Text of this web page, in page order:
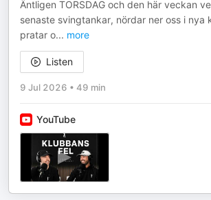
Äntligen TORSDAG och den här veckan
senaste svingtankar, nördar ner oss i nya
pratar o... more
Listen
9 Jul 2026 • 49 min
YouTube